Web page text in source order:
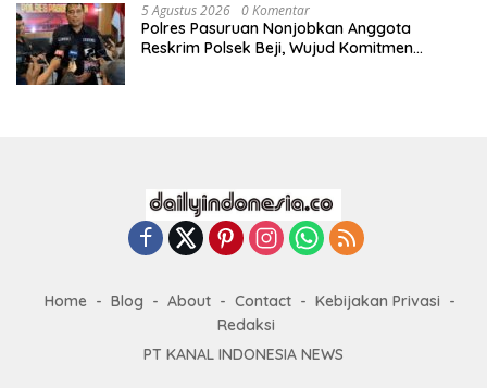
5 Agustus 2026 0 Komentar
Polres Pasuruan Nonjobkan Anggota
Reskrim Polsek Beji, Wujud Komitmen
Home Blog About Contact
Kebijakan Privasi
Redaksi
PT KANAL INDONESIA NEWS